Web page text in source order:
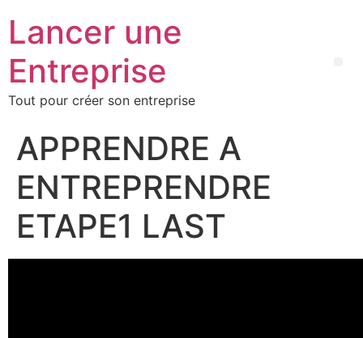
Lancer une
Entreprise
Tout pour créer son entreprise
APPRENDRE A
ENTREPRENDRE
ETAPE1 LAST